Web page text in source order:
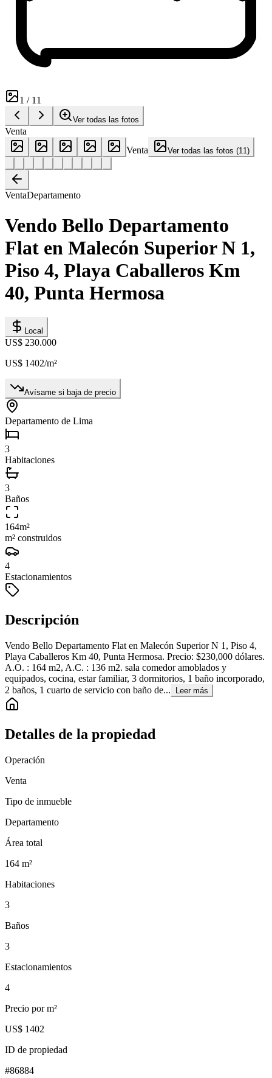
1 / 11
Ver todas las fotos
Venta
Venta
Ver todas las fotos (11)
VentaDepartamento
Vendo Bello Departamento
Flat en Malecón Superior N 1,
Piso 4, Playa Caballeros Km
40, Punta Hermosa
Local
US$ 230.000
US$ 1402/m²
Avísame si baja de precio
Departamento de Lima
3
Habitaciones
3
Baños
164m²
m² construidos
4
Estacionamientos
Descripción
Vendo Bello Departamento Flat en Malecón Superior N 1, Piso 4,
Playa Caballeros Km 40, Punta Hermosa. Precio: $230,000 dólares.
A.O. : 164 m2, A.C. : 136 m2. sala comedor amoblados y
equipados, cocina, estar familiar, 3 dormitorios, 1 baño incorporado,
2 baños, 1 cuarto de servicio con baño de...
Leer más
Detalles de la propiedad
Operación
Venta
Tipo de inmueble
Departamento
Área total
164 m²
Habitaciones
3
Baños
3
Estacionamientos
4
Precio por m²
US$ 1402
ID de propiedad
#86884